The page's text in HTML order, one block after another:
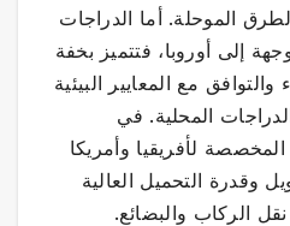
الموحلة. أما الدراجات
إلى أوروبا، فتتميز بخفة
مع المعايير البيئية
المحلية. في
لأفريقيا وأمريكا
وقدرة التحميل العالية
نقل الركاب والبضائع.